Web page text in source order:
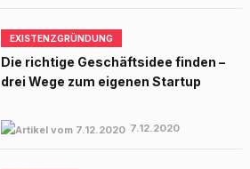
EXISTENZGRÜNDUNG
Die richtige Geschäftsidee finden –
drei Wege zum eigenen Startup
7.12.2020